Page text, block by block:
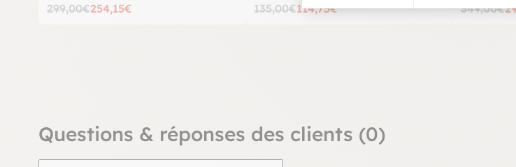
299,00€254,15€ 135,00€114,75€ 349,00€
Questions & réponses des clients (0)